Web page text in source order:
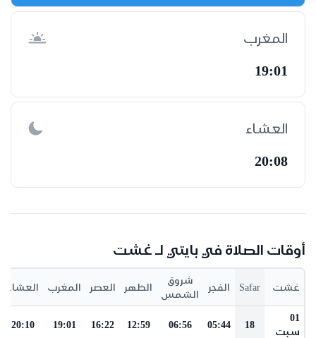
المغرب
19:01
العشاء
20:08
أوقات الصلاة في بايتي لـ غشت
غشت Safar الفجر
شروق
الشمس
الظهر العصر المغرب العشاء
01
سبت
18
05:44
06:56
12:59
16:22
19:01
20:10